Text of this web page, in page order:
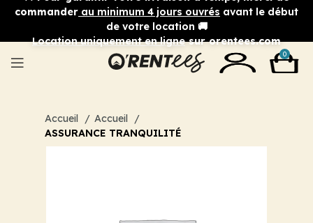
commander au minimum 4 jours ouvrés avant le début
de votre location 🚚
Location uniquement en lignesur orentees.com
0
Accueil
Accueil
ASSURANCE TRANQUILITÉ